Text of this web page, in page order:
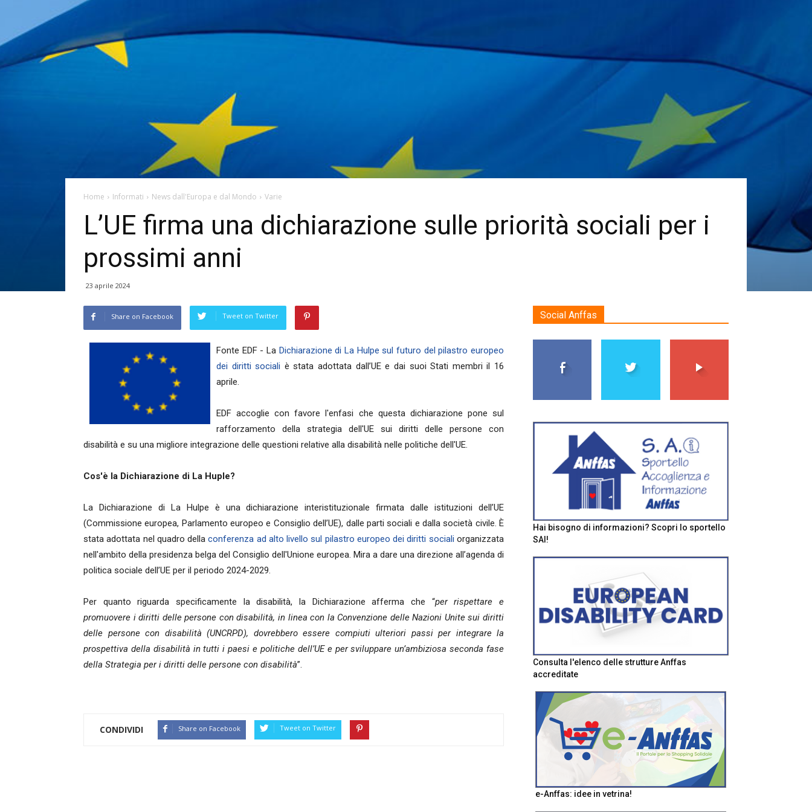
Home Informati News dall'Europa e dal Mondo Varie
L’UE firma una dichiarazione sulle priorità sociali per i
prossimi anni
23 aprile 2024
Share on Facebook Tweet on Twitter
Fonte EDF - La Dichiarazione di La Hulpe sul futuro del pilastro europeo
dei diritti sociali è stata adottata dall’UE e dai suoi Stati membri il 16
aprile.
EDF accoglie con favore l'enfasi che questa dichiarazione pone sul
rafforzamento della strategia dell'UE sui diritti delle persone con
disabilità e su una migliore integrazione delle questioni relative alla disabilità nelle politiche dell'UE.
Cos'è la Dichiarazione di La Huple?
La Dichiarazione di La Hulpe è una dichiarazione interistituzionale firmata dalle istituzioni dell’UE
(Commissione europea, Parlamento europeo e Consiglio dell’UE), dalle parti sociali e dalla società civile. È
stata adottata nel quadro dellaconferenza ad alto livello sul pilastro europeo dei diritti sociali organizzata
nell'ambito della presidenza belga del Consiglio dell'Unione europea. Mira a dare una direzione all’agenda di
politica sociale dell’UE per il periodo 2024-2029.
Per quanto riguarda specificamente la disabilità, la Dichiarazione afferma che “per rispettare e
promuovere i diritti delle persone con disabilità, in linea con la Convenzione delle Nazioni Unite sui diritti
delle persone con disabilità (UNCRPD), dovrebbero essere compiuti ulteriori passi per integrare la
prospettiva della disabilità in tutti i paesi e politiche dell’UE e per sviluppare un’ambiziosa seconda fase
della Strategia per i diritti delle persone con disabilità”.
CONDIVIDI Share on Facebook Tweet on Twitter
Social Anffas
Hai bisogno di informazioni? Scopri lo sportello
SAI!
Consulta l'elenco delle strutture Anffas
accreditate
e-Anffas: idee in vetrina!